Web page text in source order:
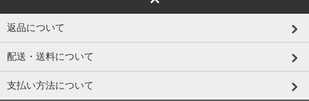
返品について
配送・送料について
支払い方法について